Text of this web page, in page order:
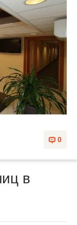
0
в